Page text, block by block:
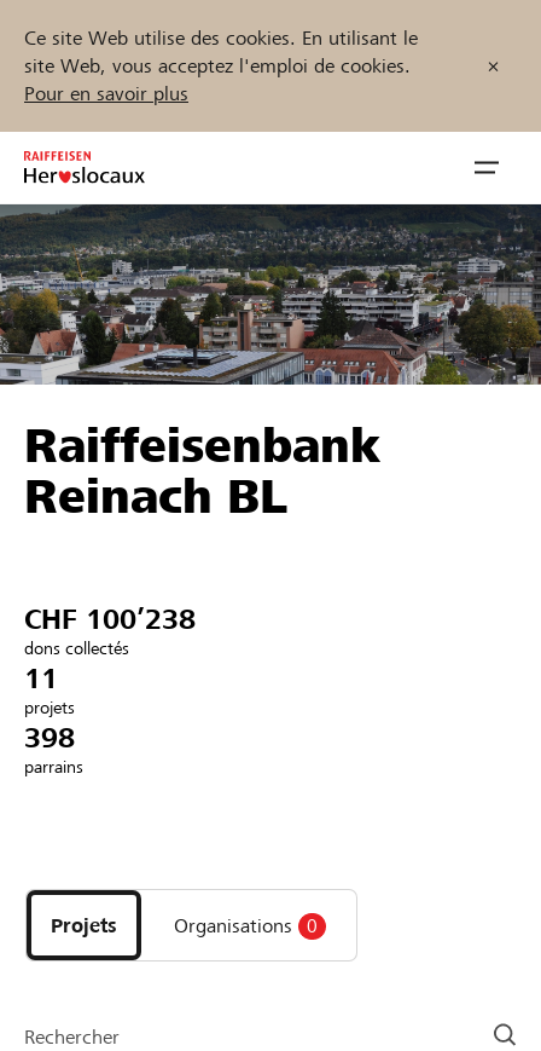
Ce site Web utilise des cookies. En utilisant le
site Web, vous acceptez l'emploi de cookies.
Pour en savoir plus
Inhalt
springen
öffnen
Parrainer
Soutien & assistance
Se connecter
Trouvez des projets et des organisations
Démarrez maintenant
DE FR IT
Raiffeisenbank
Reinach BL
CHF 100’238
dons collectés
11
projets
398
parrains
les
projets
et
la
Projets Organisations 0
Rechercher